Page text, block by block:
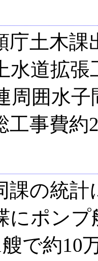
庁土木
水道拡
周囲水
工事費約
課の統
にポン
で約10